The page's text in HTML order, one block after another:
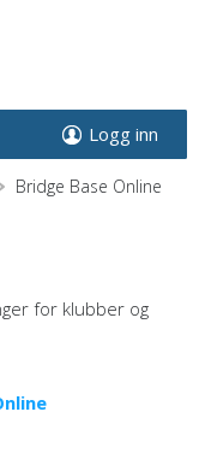
Logg inn
Bridge Base Online
for klubber og